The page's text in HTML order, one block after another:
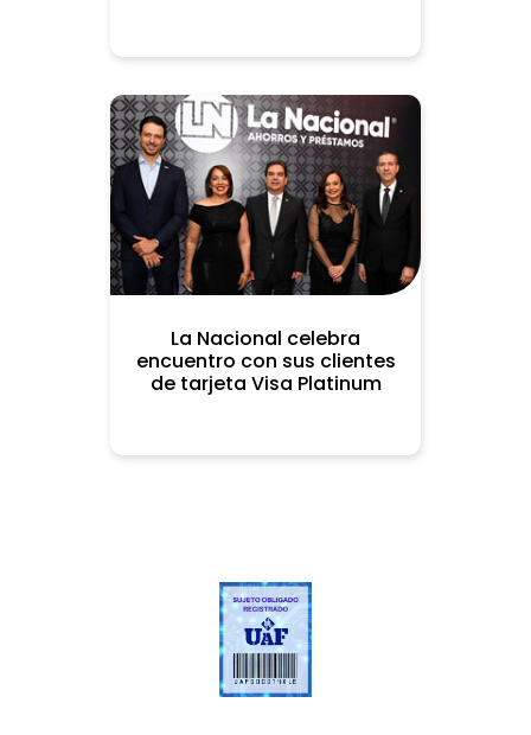
La Nacional celebra
encuentro con sus clientes
de tarjeta Visa Platinum